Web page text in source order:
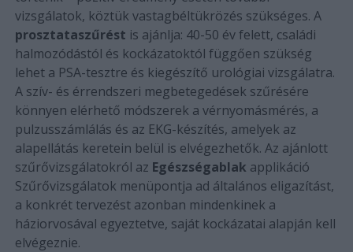
vizsgálatok, köztük vastagbéltükrözés szükséges. A
prosztataszűrést is ajánlja: 40-50 év felett, családi
halmozódástól és kockázatoktól függően szükség
lehet a PSA-tesztre és kiegészítő urológiai vizsgálatra.
A szív- és érrendszeri megbetegedések szűrésére
könnyen elérhető módszerek a vérnyomásmérés, a
pulzusszámlálás és az EKG-készítés, amelyek az
alapellátás keretein belül is elvégezhetők. Az ajánlott
szűrővizsgálatokról az Egészségablak applikáció
Szűrővizsgálatok menüpontja ad általános eligazítást,
a konkrét tervezést azonban mindenkinek a
háziorvosával egyeztetve, saját kockázatai alapján kell
elvégeznie.